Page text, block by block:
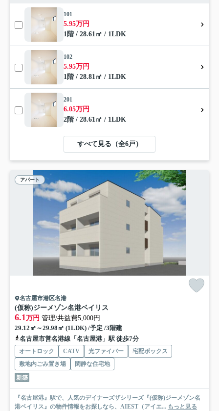
101
5.95万円
1階 / 28.61㎡ / 1LDK
102
5.95万円
1階 / 28.81㎡ / 1LDK
201
6.05万円
2階 / 28.61㎡ / 1LDK
すべて見る（全6戸）
アパート
名古屋市港区名港
(仮称)ジーメゾン名港ベイリス
6.1万円 管理/共益費5,000円
29.12㎡～29.98㎡ (1LDK) /予定 /3階建
名古屋市営名港線「名古屋港」駅 徒歩7分
オートロック CATV 光ファイバー
宅配ボックス
敷地内ごみ置き場
閑静な住宅地
新築
『名古屋港』駅で、人気のデイナーズザシリーズ『(仮称)ジーメゾン名
港ベイリス』の物件情報をお探しなら、AIEST（アイエ... もっと見る